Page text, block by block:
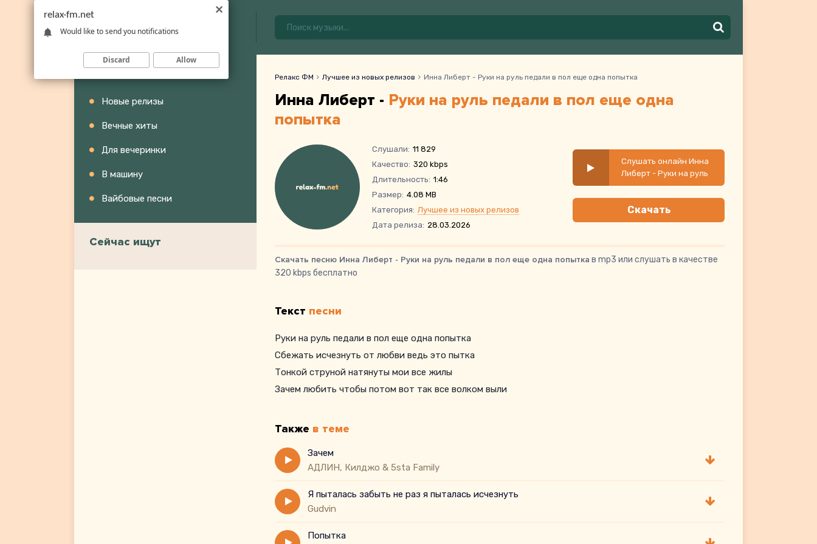
Новые релизы
Вечные хиты
Для вечеринки
В машину
Вайбовые песни
Сейчас ищут
Релакс ФМ Лучшее из новых релизов Инна Либерт - Руки на руль педали в пол еще одна попытка
Инна Либерт - Руки на руль педали в пол еще одна
попытка
Слушали: 11 829
Качество: 320 kbps
Длительность: 1:46
Размер: 4.08 MB
Категория: Лучшее из новых релизов
Дата релиза: 28.03.2026
Слушать онлайн Инна
Либерт - Руки на руль
педали в пол еще
одна попытка
Скачать
Скачать песню Инна Либерт - Руки на руль педали в пол еще одна попытка в mp3 или слушать в качестве
320 kbps бесплатно
Текст песни
Руки на руль педали в пол еще одна попытка
Сбежать исчезнуть от любви ведь это пытка
Тонкой струной натянуты мои все жилы
Зачем любить чтобы потом вот так все волком выли
Также в теме
Зачем
АДЛИН, Килджо & 5sta Family
Я пыталась забыть не раз я пыталась исчезнуть
Gudvin
Попытка
relax-fm.net
Would like to send you notifications
Discard Allow